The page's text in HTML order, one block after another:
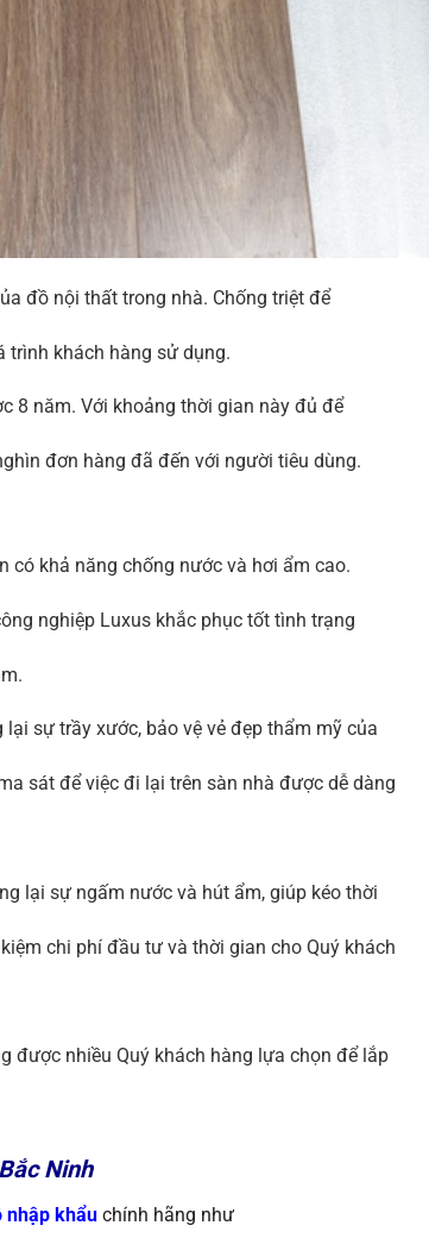
đồ nội thất trong nhà. Chống triệt để
trình khách hàng sử dụng.
8 năm. Với khoảng thời gian này đủ để
đơn hàng đã đến với người tiêu dùng.
có khả năng chống nước và hơi ẩm cao.
nghiệp Luxus khắc phục tốt tình trạng
sự trầy xước, bảo vệ vẻ đẹp thẩm mỹ của
sát để việc đi lại trên sàn nhà được dễ dàng
lại sự ngấm nước và hút ẩm, giúp kéo thời
chi phí đầu tư và thời gian cho Quý khách
được nhiều Quý khách hàng lựa chọn để lắp
Ninh
nhập khẩu chính hãng như